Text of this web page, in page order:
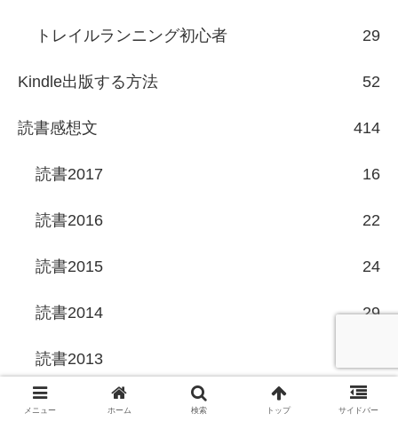
トレイルランニング初心者 29
Kindle出版する方法 52
読書感想文 414
読書2017 16
読書2016 22
読書2015 24
読書2014 29
読書2013
読書2012 63
メニュー ホーム 検索 トップ サイドバー